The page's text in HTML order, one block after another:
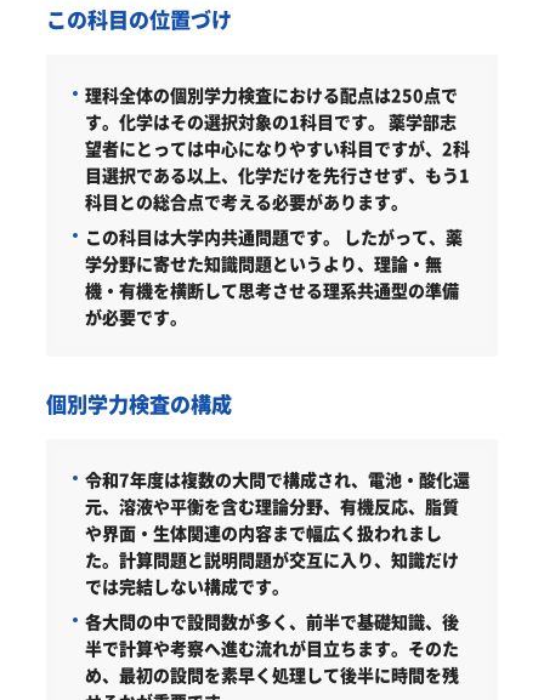
この科目の位置づけ
理科全体の個別学力検査における配点は250点で
す。化学はその選択対象の1科目です。 薬学部志
望者にとっては中心になりやすい科目ですが、2科
目選択である以上、化学だけを先行させず、もう1
科目との総合点で考える必要があります。
この科目は大学内共通問題です。
したがって、薬
学分野に寄せた知識問題というより、理論・無
機・有機を横断して思考させる理系共通型の準備
が必要です。
個別学力検査の構成
令和7年度は複数の大問で構成され、電池・酸化還
元、溶液や平衡を含む理論分野、有機反応、脂質
や界面・生体関連の内容まで幅広く扱われまし
た。計算問題と説明問題が交互に入り、知識だけ
では完結しない構成です。
各大問の中で設問数が多く、前半で基礎知識、後
半で計算や考察へ進む流れが目立ちます。そのた
め、最初の設問を素早く処理して後半に時間を残